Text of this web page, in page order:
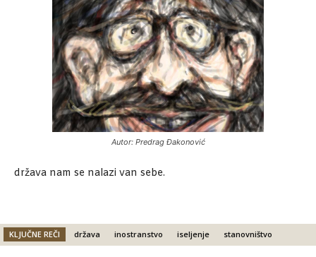
Autor: Predrag Đakonović
država nam se nalazi van sebe.
KLJUČNE REČI država inostranstvo iseljenje stanovništvo